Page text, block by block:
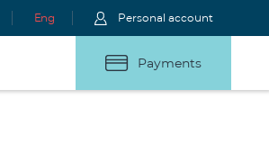
Eng Personal account
Payments